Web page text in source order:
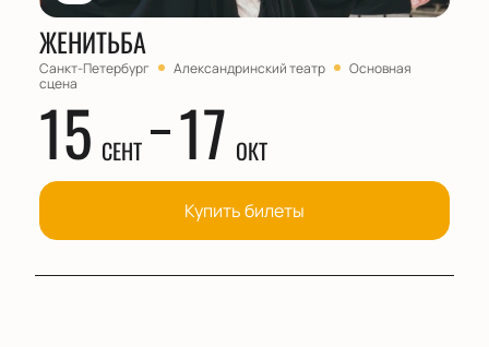
ЖЕНИТЬБА
Санкт-Петербург Александринский театр
Основная
сцена
15 СЕНТ 17 ОКТ
Купить билеты